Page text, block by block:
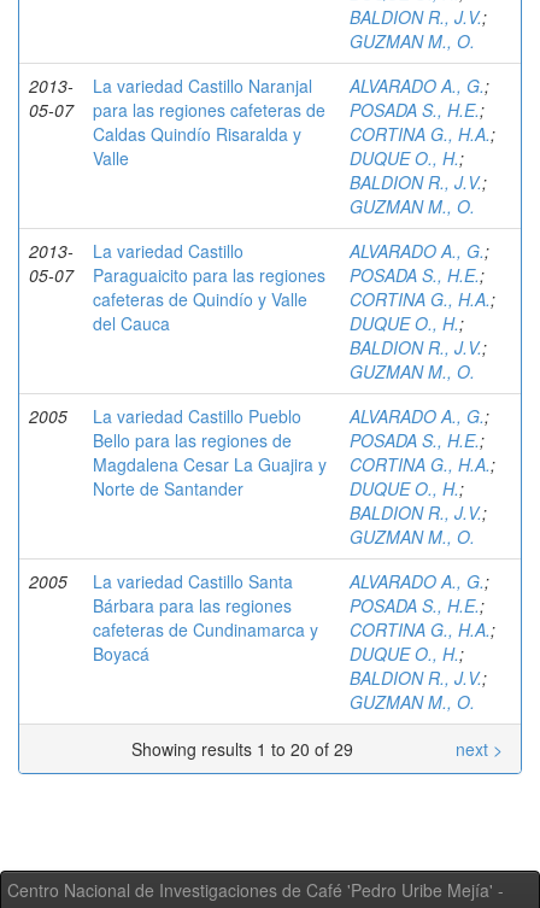
BALDION R., J.V.;
GUZMAN M., O.
2013-
05-07
La variedad Castillo Naranjal
para las regiones cafeteras de
Caldas Quindío Risaralda y
Valle
ALVARADO A., G.;
POSADA S., H.E.;
CORTINA G., H.A.;
DUQUE O., H.;
BALDION R., J.V.;
GUZMAN M., O.
2013-
05-07
La variedad Castillo
Paraguaicito para las regiones
cafeteras de Quindío y Valle
del Cauca
ALVARADO A., G.;
POSADA S., H.E.;
CORTINA G., H.A.;
DUQUE O., H.;
BALDION R., J.V.;
GUZMAN M., O.
2005
La variedad Castillo Pueblo
Bello para las regiones de
Magdalena Cesar La Guajira y
Norte de Santander
ALVARADO A., G.;
POSADA S., H.E.;
CORTINA G., H.A.;
DUQUE O., H.;
BALDION R., J.V.;
GUZMAN M., O.
2005
La variedad Castillo Santa
Bárbara para las regiones
cafeteras de Cundinamarca y
Boyacá
ALVARADO A., G.;
POSADA S., H.E.;
CORTINA G., H.A.;
DUQUE O., H.;
BALDION R., J.V.;
GUZMAN M., O.
Showing results 1 to 20 of 29
next >
Centro Nacional de Investigaciones de Café 'Pedro Uribe Mejía' -